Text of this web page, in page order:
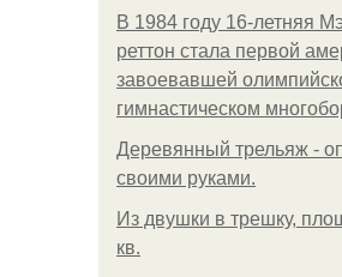
В 1984 году 16-летняя
реттон стала первой
завоевавшей
гимнастическом
Деревянный трельяж -
своими руками.
Из двушки в трешку,
кв.